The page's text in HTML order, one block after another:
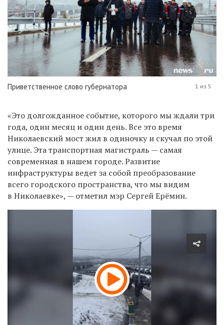
Приветственное слово губернатора 1 из 5
«Это долгожданное событие, которого мы ждали три
года, один месяц и один день. Все это время
Николаевский мост жил в одиночку и скучал по этой
улице. Эта транспортная магистраль — самая
современная в нашем городе. Развитие
инфраструктуры ведет за собой преобразование
всего городского пространства, что мы видим
в Николаевке», — отметил мэр Сергей Ерёмин.